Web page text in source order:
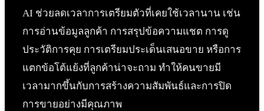
AI ช่วยลดเวลาการเตรียมตัวที่เคยใช้เวลานาน เช่น
การอ่านข้อมูลลูกค้า การสรุปข้อความแชต การดู
ประวัติการคุย การเตรียมประเด็นเสนอขาย หรือการ
แตกข้อโต้แย้งที่ลูกค้าน่าจะถาม ทำให้คนขายมี
เวลามากขึ้นกับการสร้างความสัมพันธ์และการปิด
การขายอย่างมีคุณภาพ